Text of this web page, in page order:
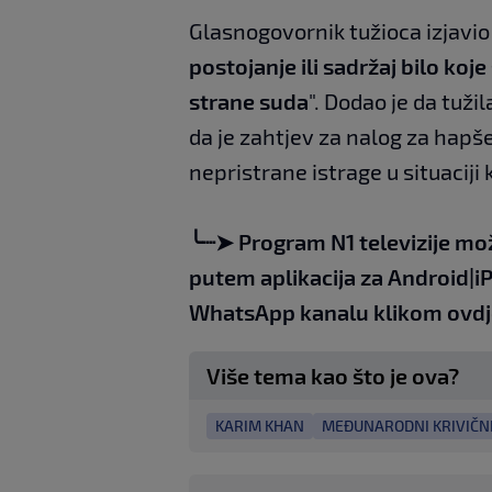
Glasnogovornik tužioca izjavio
postojanje ili sadržaj bilo
strane suda". Dodao je da
da je zahtjev za nalog za
nepristrane istrage u situaciji
╰┈➤ Program N1 televizije
putem aplikacija za Android|
WhatsApp kanalu klikom
Više tema kao što je ova?
KARIM KHAN MEĐUNARODNI